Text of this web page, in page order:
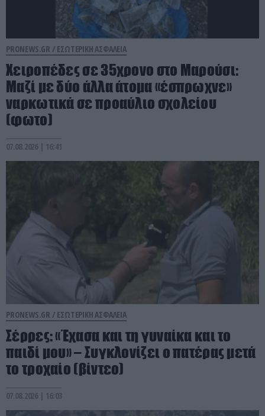
PRONEWS.GR / ΕΣΩΤΕΡΙΚΗ ΑΣΦΑΛΕΙΑ
Χειροπέδες σε 35χρονο στο Μαρούσι:
Μαζί με δύο άλλα άτομα «έσπρωχνε»
ναρκωτικά σε προαύλιο σχολείου
(φωτο)
07.08.2026 | 16:41
PRONEWS.GR / ΕΣΩΤΕΡΙΚΗ ΑΣΦΑΛΕΙΑ
Σέρρες: «Έχασα και τη γυναίκα και το
παιδί μου» – Συγκλονίζει ο πατέρας μετά
το τροχαίο (βίντεο)
07.08.2026 | 16:03